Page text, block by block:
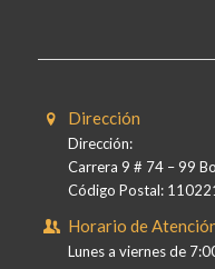
Dirección
Dirección:
Carrera 9 # 74 – 99
Código Postal:
Horario de
Lunes a viernes de